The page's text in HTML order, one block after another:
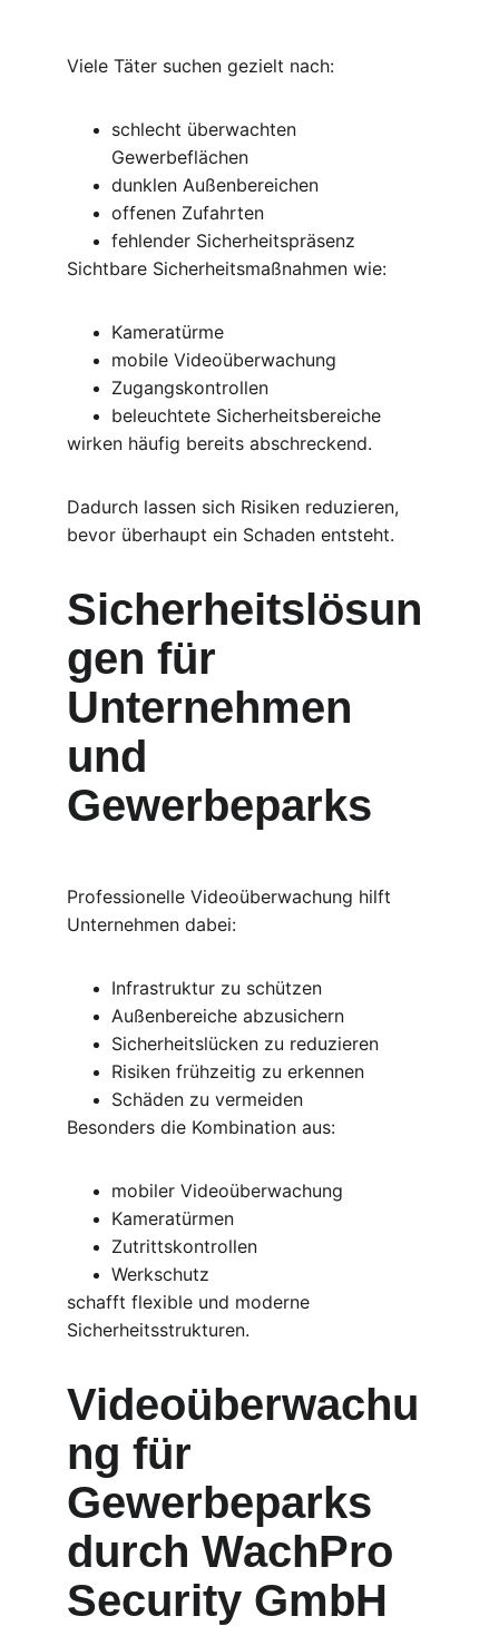
Viele Täter suchen gezielt nach:
schlecht überwachten
Gewerbeflächen
dunklen Außenbereichen
offenen Zufahrten
fehlender Sicherheitspräsenz
Sichtbare Sicherheitsmaßnahmen wie:
Kameratürme
mobile Videoüberwachung
Zugangskontrollen
beleuchtete Sicherheitsbereiche
wirken häufig bereits abschreckend.
Dadurch lassen sich Risiken reduzieren,
bevor überhaupt ein Schaden entsteht.
Sicherheitslösun
gen für
Unternehmen
und
Gewerbeparks
Professionelle Videoüberwachung hilft
Unternehmen dabei:
Infrastruktur zu schützen
Außenbereiche abzusichern
Sicherheitslücken zu reduzieren
Risiken frühzeitig zu erkennen
Schäden zu vermeiden
Besonders die Kombination aus:
mobiler Videoüberwachung
Kameratürmen
Zutrittskontrollen
Werkschutz
schafft flexible und moderne
Sicherheitsstrukturen.
Videoüberwachu
ng für
Gewerbeparks
durch WachPro
Security GmbH